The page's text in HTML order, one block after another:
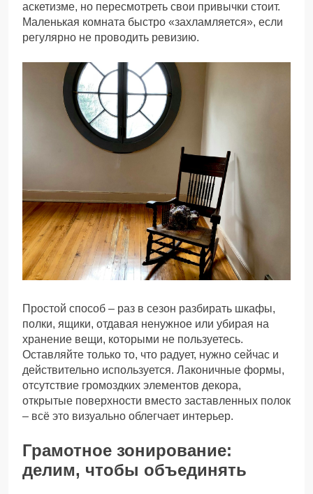
аскетизме, но пересмотреть свои привычки стоит.
Маленькая комната быстро «захламляется», если
регулярно не проводить ревизию.
Простой способ – раз в сезон разбирать шкафы,
полки, ящики, отдавая ненужное или убирая на
хранение вещи, которыми не пользуетесь.
Оставляйте только то, что радует, нужно сейчас и
действительно используется. Лаконичные формы,
отсутствие громоздких элементов декора,
открытые поверхности вместо заставленных полок
– всё это визуально облегчает интерьер.
Грамотное зонирование:
делим, чтобы объединять